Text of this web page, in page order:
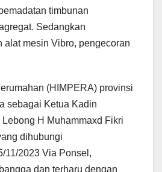
timbunan
Sedangkan
alat mesin Vibro, pengecoran
(HIMPERA) provinsi
sebagai Ketua Kadin
H Muhammaxd Fikri
dihubungi
11/2023 Via Ponsel,
dan terharu dengan